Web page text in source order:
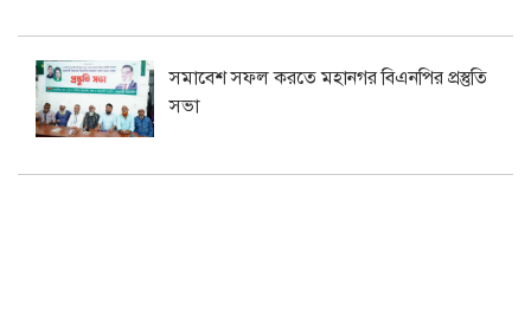
সমাবেশ সফল করতে মহানগর বিএনপির প্রস্তুতি
সভা